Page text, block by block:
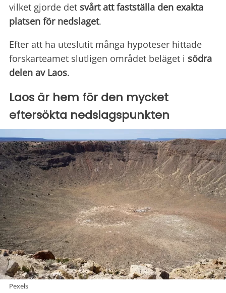
vilket gjorde det svårt att fastställa den exakta
platsen för nedslaget.
Efter att ha uteslutit många hypoteser hittade
forskarteamet slutligen området beläget i södra
delen av Laos.
Laos är hem för den mycket
eftersökta nedslagspunkten
Pexels